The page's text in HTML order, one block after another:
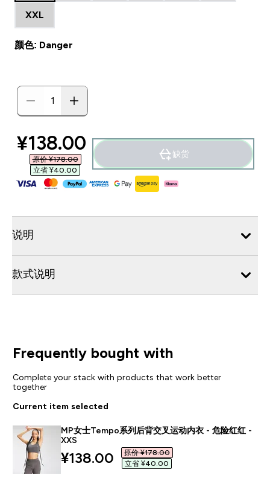
XXL
颜色: Danger
discounted price
¥138.00‎
原价 ¥178.00‎
立省 ¥40.00‎
缺货
说明
款式说明
Frequently bought with
Complete your stack with products that work better
together
Current item selected
MP女士Tempo系列后背交叉运动内衣 - 危险红红 -
XXS
discounted price
¥138.00‎
原价 ¥178.00‎
立省 ¥40.00‎